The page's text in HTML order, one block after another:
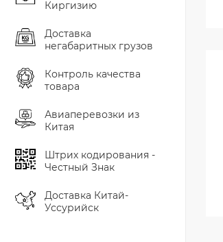
Киргизию
Доставка
негабаритных грузов
Контроль качества
товара
Авиаперевозки из
Китая
Штрих кодирования -
Честный Знак
Доставка Китай-
Уссурийск